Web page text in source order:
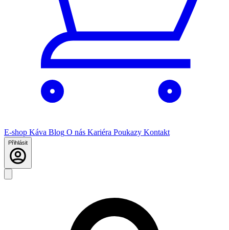
E-shop Káva Blog O nás Kariéra Poukazy Kontakt
Přihlásit